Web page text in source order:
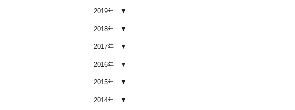
自分でできる？プロに頼むべき境
2026.01.05
【2026年版】車内の臭いが取れな
ビ別の正しい対処法
2026.01.04
2019年
2018年
2017年
2016年
2015年
2014年